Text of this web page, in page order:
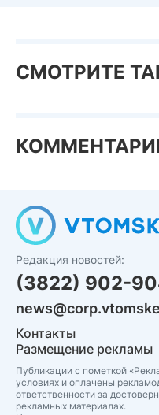
СМОТРИТЕ
Редакция новостей:
(3822) 902-
Контакты
Размещение рекламы
Публикации с пометкой
условиях и оплачены
ответственности за
рекламных материалах.